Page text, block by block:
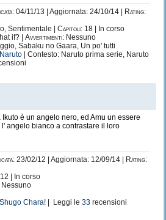
04/11/13 | Aggiornata: 24/10/14 |
Rating:
Sentimentale | Capitoli: 18 | In corso
if? | Avvertimenti: Nessuno
Sabaku no Gaara, Un po' tutti
Naruto | Contesto: Naruto prima serie, Naruto
è un angelo nero, ed Amu un essere
angelo bianco a contrastare il loro
23/02/12 | Aggiornata: 12/09/14 |
Rating:
12 | In corso
Nessuno
Shugo Chara! | Leggi le 33 recensioni